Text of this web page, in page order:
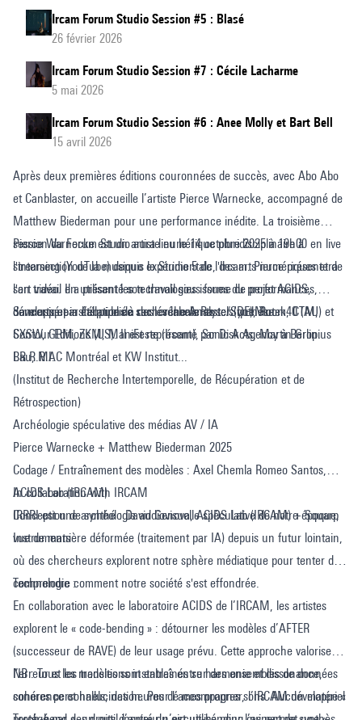
Ircam Forum Studio Session #5 : Blasé
26 février 2026
Ircam Forum Studio Session #7 : Cécile Lacharme
5 mai 2026
Ircam Forum Studio Session #6 : Anee Molly et Bart Bell
15 avril 2026
Après deux premières éditions couronnées de succès, avec Abo Abo
et Canblaster, on accueille l’artiste Pierce Warnecke, accompagné de
Matthew Biederman pour une performance inédite. La troisième
session du Forum Studio aura lieu le 14 octobre 2025 à 19h00 en live
streaming (YouTube) depuis le Studio 5 de l'Ircam. Pierce présentera
son travail en utilisant les technologies issues du projet ACIDS,
développé par l’équipe de recherche Analyse/Synthèse.
Pierce Warnecke est un artiste numérique pluridisciplinaire à
l'intersection de la musique expérimentale, des arts numériques et de
l'art vidéo. Il a présenté son travail sous forme de performances,
concerts et installations à des événements tels queMutek, CTM,
SXSW, GRM, ZKM, ManiFeste (Ircam), Sonic Acts, Martin Gropius
Bau, MAC Montréal et KW Institut...
Sa musique a été publiée sur les labels Raster (DE), Room40 (AU) et
Contour Editions (US). Il est représenté par Disk Agency à Berlin.
I.R.R.R.I.
(Institut de Recherche Intertemporelle, de Récupération et de
Rétrospection)
Archéologie spéculative des médias AV / IA
Pierce Warnecke + Matthew Biederman 2025
Codage / Entraînement des modèles : Axel Chemla Romeo Santos,
ACIDS Lab (IRCAM)
Conception de synthé : David Genova, ACIDS Lab (IRCAM) + Squarp
Instruments
In collaboration with IRCAM
IRRRI est une archéologie audiovisuelle spéculative de notre époque,
vue de manière déformée (traitement par IA) depuis un futur lointain,
où des chercheurs explorent notre sphère médiatique pour tenter de
comprendre comment notre société s'est effondrée.
Technologie :
En collaboration avec le laboratoire ACIDS de l’IRCAM, les artistes
explorent le « code-bending » : détourner les modèles d’AFTER
(successeur de RAVE) de leur usage prévu. Cette approche valorise
l’erreur et les transitions instables entre harmonie et dissonance,
cohérence et hallucination. Pour l’accompagner, l’IRCAM développe «
NB : Tous les modèles sont entraînés sur des ensembles de données
sonores personnels, des heures de mes propres sons. Aucun matériel